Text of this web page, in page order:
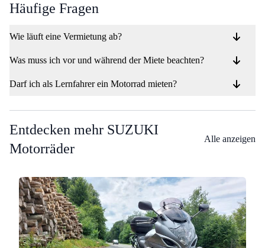
Häufige Fragen
Wie läuft eine Vermietung ab?
Was muss ich vor und während der Miete beachten?
Darf ich als Lernfahrer ein Motorrad mieten?
Entdecken mehr SUZUKI
Motorräder
Alle anzeigen